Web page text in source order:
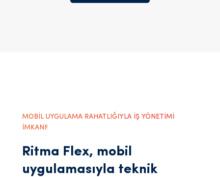
MOBİL UYGULAMA RAHATLIĞIYLA İŞ YÖNETİMİ
İMKANI!
Ritma Flex, mobil
uygulamasıyla teknik